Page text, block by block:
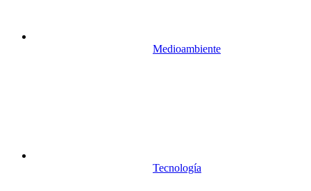
Medioambiente
Tecnología